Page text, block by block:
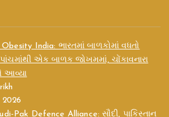
India: ભારતમાં બાળકોમાં વધતો
પાંચમાંથી એક બાળક જોખમમાં, ચોંકાવનારા
આવ્યા
2026
Pak Defence Alliance: સૌદી, પાકિસ્તાન